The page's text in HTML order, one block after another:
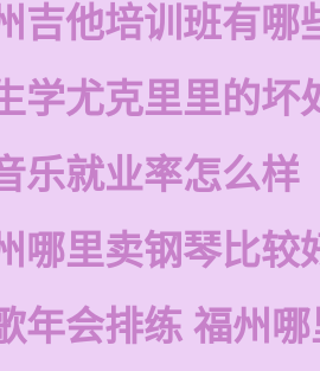
吉他培训班有哪
学尤克里里的坏
乐就业率怎么样
哪里卖钢琴比较
年会排练 福州